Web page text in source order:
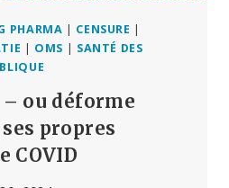
PHARMA | CENSURE |
| OMS | SANTÉ DES
– ou déforme
propres
COVID